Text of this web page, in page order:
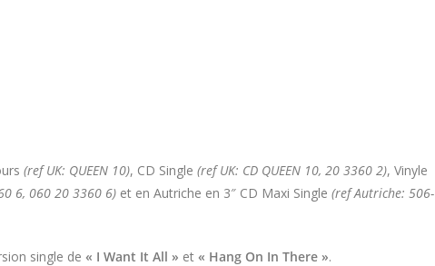
(ref UK: QUEEN 10), CD Single (ref UK: CD QUEEN 10, 20 3360 2), Vinyle
6, 060 20 3360 6) et en Autriche en 3″ CD Maxi Single (ref Autriche: 506-
single de « I Want It All » et « Hang On In There ».